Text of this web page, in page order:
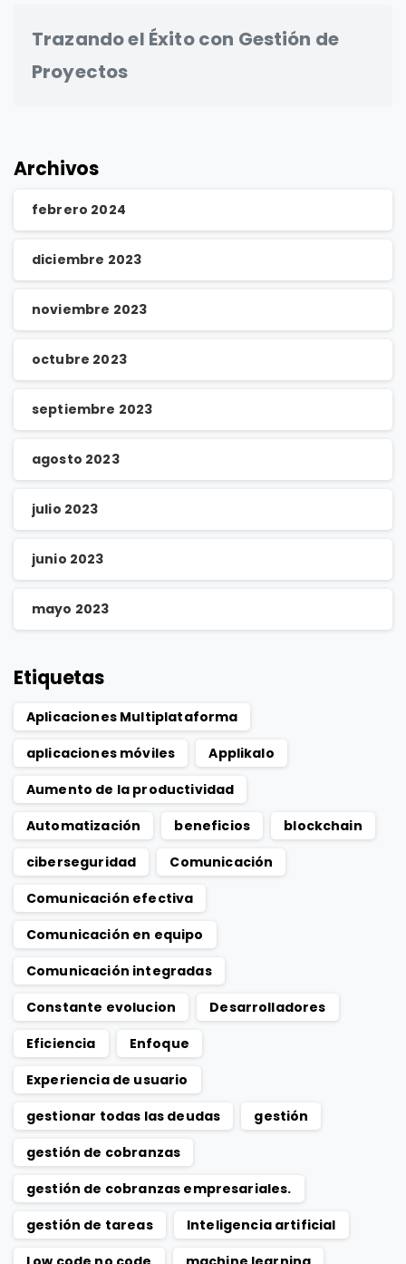
Trazando el Éxito con Gestión de
Proyectos
Archivos
febrero 2024
diciembre 2023
noviembre 2023
octubre 2023
septiembre 2023
agosto 2023
julio 2023
junio 2023
mayo 2023
Etiquetas
Aplicaciones Multiplataforma
aplicaciones móviles
Applikalo
Aumento de la productividad
Automatización
beneficios
blockchain
ciberseguridad
Comunicación
Comunicación efectiva
Comunicación en equipo
Comunicación integradas
Constante evolucion
Desarrolladores
Eficiencia
Enfoque
Experiencia de usuario
gestionar todas las deudas
gestión
gestión de cobranzas
gestión de cobranzas empresariales.
gestión de tareas
Inteligencia artificial